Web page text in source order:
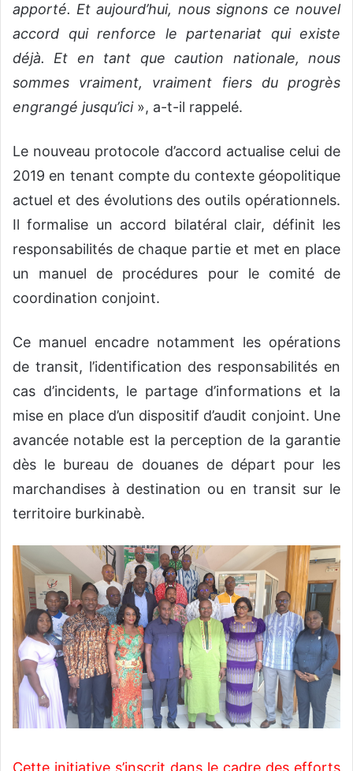
apporté. Et aujourd’hui, nous signons ce nouvel
accord qui renforce le partenariat qui existe
déjà. Et en tant que caution nationale, nous
sommes vraiment, vraiment fiers du progrès
engrangé jusqu’ici», a-t-il rappelé.
Le nouveau protocole d’accord actualise celui de
2019 en tenant compte du contexte géopolitique
actuel et des évolutions des outils opérationnels.
Il formalise un accord bilatéral clair, définit les
responsabilités de chaque partie et met en place
un manuel de procédures pour le comité de
coordination conjoint.
Ce manuel encadre notamment les opérations
de transit, l’identification des responsabilités en
cas d’incidents, le partage d’informations et la
mise en place d’un dispositif d’audit conjoint. Une
avancée notable est la perception de la garantie
dès le bureau de douanes de départ pour les
marchandises à destination ou en transit sur le
territoire burkinabè.
Cette initiative s’inscrit dans le cadre des efforts